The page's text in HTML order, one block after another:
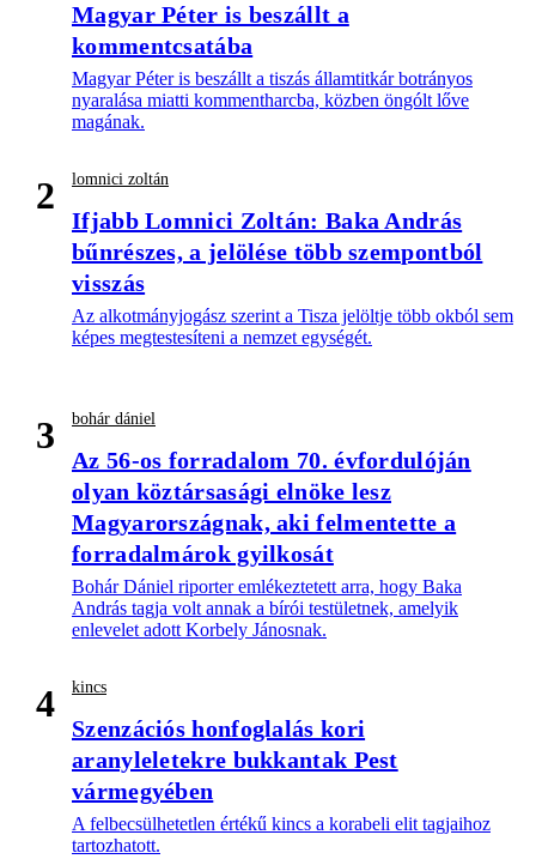
Magyar Péter is beszállt a
kommentcsatába
Magyar Péter is beszállt a tiszás államtitkár botrányos
nyaralása miatti kommentharcba, közben öngólt lőve
magának.
2 lomnici zoltán
Ifjabb Lomnici Zoltán: Baka András
bűnrészes, a jelölése több szempontból
visszás
Az alkotmányjogász szerint a Tisza jelöltje több okból sem
képes megtestesíteni a nemzet egységét.
3 bohár dániel
Az 56-os forradalom 70. évfordulóján
olyan köztársasági elnöke lesz
Magyarországnak, aki felmentette a
forradalmárok gyilkosát
Bohár Dániel riporter emlékeztetett arra, hogy Baka
András tagja volt annak a bírói testületnek, amelyik
enlevelet adott Korbely Jánosnak.
4 kincs
Szenzációs honfoglalás kori
aranyleletekre bukkantak Pest
vármegyében
A felbecsülhetetlen értékű kincs a korabeli elit tagjaihoz
tartozhatott.